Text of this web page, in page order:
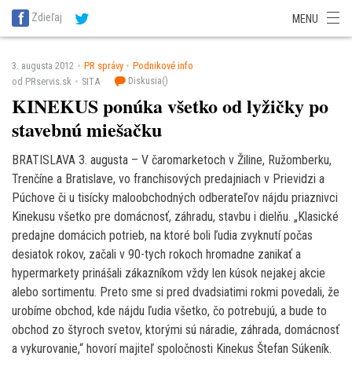
SITA Energetika
SITA Potravinárstvo
Zdieľaj MENU
3. augusta 2012 PR správy
Podnikové info
od PRservis.sk
SITA Diskusia()
KINEKUS ponúka všetko od lyžičky po
stavebnú miešačku
BRATISLAVA 3. augusta – V čaromarketoch v Žiline, Ružomberku,
Trenčíne a Bratislave, vo franchisových predajniach v Prievidzi a
Púchove či u tisícky maloobchodných odberateľov nájdu priaznivci
Kinekusu všetko pre domácnosť, záhradu, stavbu i dielňu. „Klasické
predajne domácich potrieb, na ktoré boli ľudia zvyknutí počas
desiatok rokov, začali v 90-tych rokoch hromadne zanikať a
hypermarkety prinášali zákazníkom vždy len kúsok nejakej akcie
alebo sortimentu. Preto sme si pred dvadsiatimi rokmi povedali, že
urobíme obchod, kde nájdu ľudia všetko, čo potrebujú, a bude to
obchod zo štyroch svetov, ktorými sú náradie, záhrada, domácnosť
a vykurovanie,“ hovorí majiteľ spoločnosti Kinekus Štefan Súkeník.